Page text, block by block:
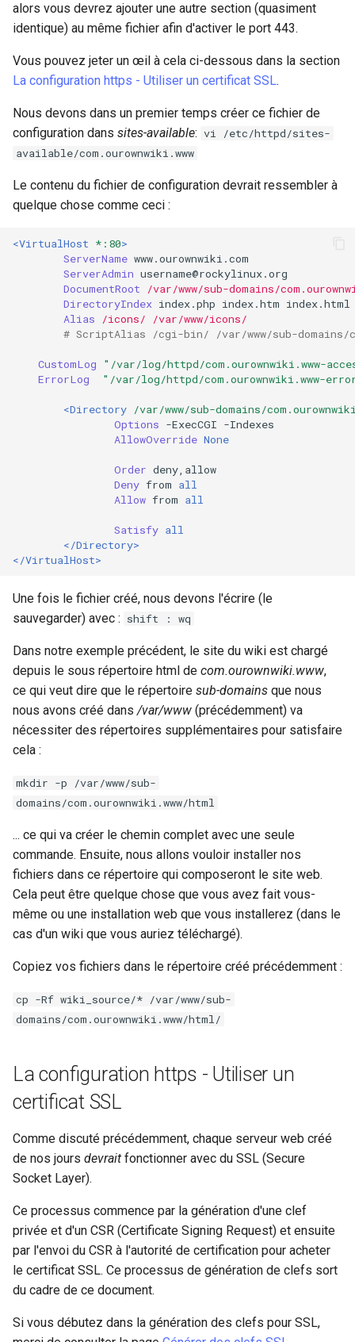
alors vous devrez ajouter une autre section (quasiment
identique) au même fichier afin d'activer le port 443.
Vous pouvez jeter un œil à cela ci-dessous dans la section
La configuration https - Utiliser un certificat SSL.
Nous devons dans un premier temps créer ce fichier de
configuration dans sites-available: vi /etc/httpd/sites-
available/com.ourownwiki.www
Le contenu du fichier de configuration devrait ressembler à
quelque chose comme ceci :
<VirtualHost *:80>
ServerName
ServerAdmin
DocumentRoot
/var/www/sub-domains/
DirectoryIndex index.php index.htm
Alias
/icons/
/var/www/icons/
# ScriptAlias /cgi-bin/ /var/www/sub-domains/
CustomLog
"/var/log/httpd/com.ourownwiki.www-
ErrorLog
"/var/log/httpd/com.ourownwiki.www-
<Directory /var/www/sub-domains/
Options -ExecCGI
AllowOverride None
Order
Deny from all
Allow from all
Satisfy all
</Directory>
</VirtualHost>
Une fois le fichier créé, nous devons l'écrire (le
sauvegarder) avec : shift : wq
Dans notre exemple précédent, le site du wiki est chargé
depuis le sous répertoire html de com.ourownwiki.www,
ce qui veut dire que le répertoire sub-domains que nous
nous avons créé dans/var/www (précédemment) va
nécessiter des répertoires supplémentaires pour satisfaire
cela :
mkdir -p /var/www/sub-
domains/com.ourownwiki.www/html
... ce qui va créer le chemin complet avec une seule
commande. Ensuite, nous allons vouloir installer nos
fichiers dans ce répertoire qui composeront le site web.
Cela peut être quelque chose que vous avez fait vous-
même ou une installation web que vous installerez (dans le
cas d'un wiki que vous auriez téléchargé).
Copiez vos fichiers dans le répertoire créé précédemment :
cp -Rf wiki_source/* /var/www/sub-
domains/com.ourownwiki.www/html/
La configuration https - Utiliser un
certificat SSL
Comme discuté précédemment, chaque serveur web créé
de nos jours devrait fonctionner avec du SSL (Secure
Socket Layer).
Ce processus commence par la génération d'une clef
privée et d'un CSR (Certificate Signing Request) et ensuite
par l'envoi du CSR à l'autorité de certification pour acheter
le certificat SSL. Ce processus de génération de clefs sort
du cadre de ce document.
Si vous débutez dans la génération des clefs pour SSL,